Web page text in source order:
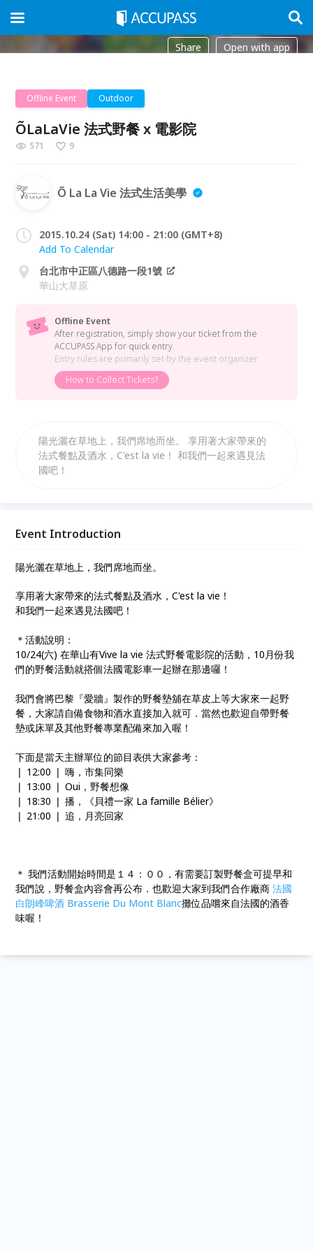
Share Open with app
Offline Event Outdoor
ÕLaLaVie 法式野餐 x 電影院
571 9
Õ La La Vie 法式生活美學
2015.10.24 (Sat) 14:00 - 21:00 (GMT+8)
Add To Calendar
台北市中正區八德路一段1號
華山大草原
Offline Event
After registration, simply show your ticket from the
ACCUPASS App for quick entry.
Entry rules are primarily set by the event organizer.
How to Collect Tickets?
陽光灑在草地上，我們席地而坐。 享用著大家帶來的
法式餐點及酒水，C'est la vie！ 和我們一起來遇見法
國吧！
Event Introduction
陽光灑在草地上，我們席地而坐。
享用著大家帶來的法式餐點及酒水，C'est la vie！
和我們一起來遇見法國吧！
＊活動說明：
10/24(六) 在華山有Vive la vie 法式野餐電影院的活動，10月份我
們的野餐活動就搭個法國電影車一起辦在那邊囉！
我們會將巴黎『愛牆』製作的野餐墊舖在草皮上等大家來一起野
餐，大家請自備食物和酒水直接加入就可．當然也歡迎自帶野餐
墊或床單及其他野餐專業配備來加入喔！
下面是當天主辦單位的節目表供大家參考：
❘ 12:00 ❘ 嗨，市集同樂
❘ 13:00 ❘ Oui，野餐想像
❘ 18:30 ❘ 播，《貝禮一家 La famille Bélier》
❘ 21:00 ❘ 追，月亮回家
＊ 我們活動開始時間是１４：００，有需要訂製野餐盒可提早和
我們說，野餐盒內容會再公布．也歡迎大家到我們合作廠商法國
白朗峰啤酒 Brasserie Du Mont Blanc攤位品嚐來自法國的酒香
味喔！